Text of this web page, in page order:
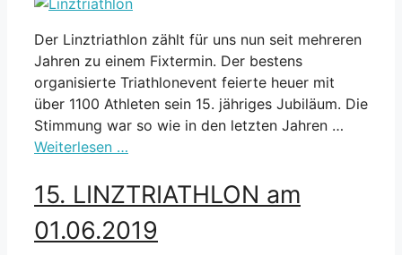
Der Linztriathlon zählt für uns nun seit mehreren
Jahren zu einem Fixtermin. Der bestens
organisierte Triathlonevent feierte heuer mit
über 1100 Athleten sein 15. jähriges Jubiläum. Die
Stimmung war so wie in den letzten Jahren …
Weiterlesen …
15. LINZTRIATHLON am
01.06.2019